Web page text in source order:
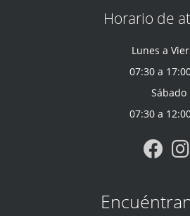
Horario de
Lunes a
07:30 a
Sábado
07:30 a